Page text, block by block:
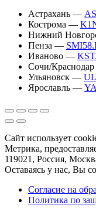
Астрахань —
Кострома —
Нижний
Пенза —
Иваново —
Сочи/
Ульяновск —
Ярославль —
Сайт использует
Метрика,
119021, Россия,
Оставаясь у нас, Вы
Согласие на
Политика по